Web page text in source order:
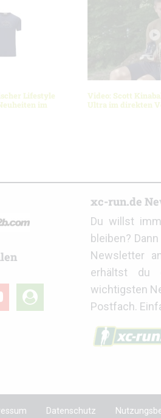
Lifestyle
im
Video: Scott
Ultra im direkten
user-
circle
xc-run.de
Du willst
bleiben?
Newsletter
erhältst du
wichtigsten
Postfach.
Datenschutz